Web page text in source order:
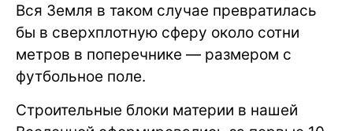
Вся Земля в таком случае превратилась
бы в сверхплотную сферу около сотни
метров в поперечнике — размером с
футбольное поле.
Строительные блоки материи в нашей